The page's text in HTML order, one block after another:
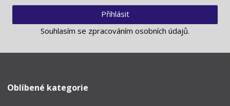
Přihlásit
Souhlasím se zpracováním osobních údajů.
Oblíbené kategorie